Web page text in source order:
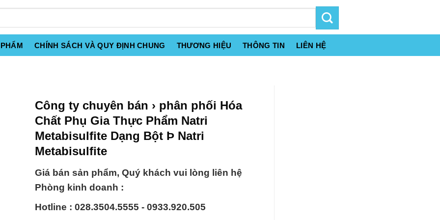
CHÍNH SÁCH VÀ QUY ĐỊNH CHUNG THƯƠNG HIỆU THÔNG TIN LIÊN HỆ
Công ty chuyên bán › phân phối Hóa
Chất Phụ Gia Thực Phẩm Natri
Metabisulfite Dạng Bột Þ Natri
Metabisulfite
Giá bán sản phẩm, Quý khách vui lòng liên hệ
Phòng kinh doanh :
Hotline : 028.3504.5555 - 0933.920.505